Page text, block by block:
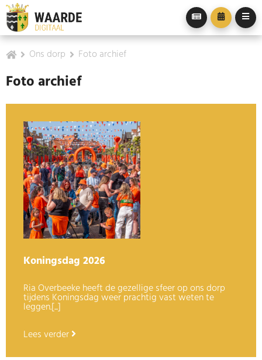
Ons dorp Foto archief
Foto archief
Koningsdag 2026
Ria Overbeeke heeft de gezellige sfeer op ons dorp
tijdens Koningsdag weer prachtig vast weten te
leggen.[...]
Lees verder